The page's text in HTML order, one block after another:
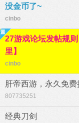
没金币了~
cinbo
27游戏论坛发帖规
里】
cinbo
肝帝西游，永久免
807735251
经典刀剑